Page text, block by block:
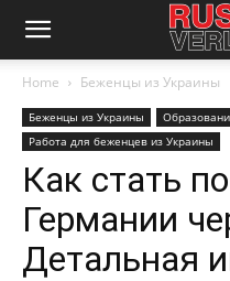
Home Беженцы из Украины
Беженцы из Украины
Работа для беженцев из Украины
Как стать
Германии
Детальная